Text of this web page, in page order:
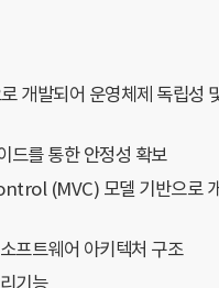
개발되어 운영체제 독립성
드를 통한 안정성 확보
(MVC) 모델 기반으로
프트웨어 아키텍처 구조